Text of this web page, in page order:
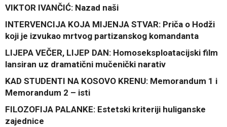
VIKTOR IVANČIĆ: Nazad naši
INTERVENCIJA KOJA MIJENJA STVAR: Priča o Hodži
koji je izvukao mrtvog partizanskog komandanta
LIJEPA VEČER, LIJEP DAN: Homoseksploatacijski film
lansiran uz dramatični mučenički narativ
KAD STUDENTI NA KOSOVO KRENU: Memorandum 1 i
Memorandum 2 – isti
FILOZOFIJA PALANKE: Estetski kriteriji huliganske
zajednice